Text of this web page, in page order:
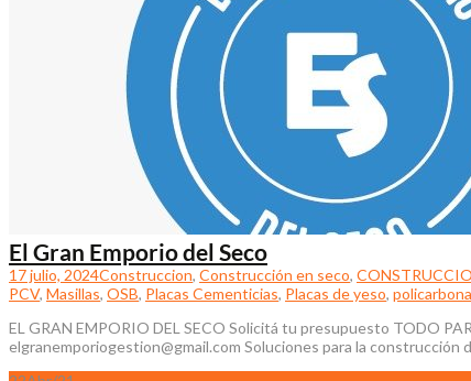
El Gran Emporio del Seco
17 julio, 2024Construccion, Construcción en seco,
PCV, Masillas, OSB, Placas Cementicias, Placas de yeso,
EL GRAN EMPORIO DEL SECO Solicitá tu presupuesto TODO
elgranemporiogestion@gmail.com Soluciones para la construcción